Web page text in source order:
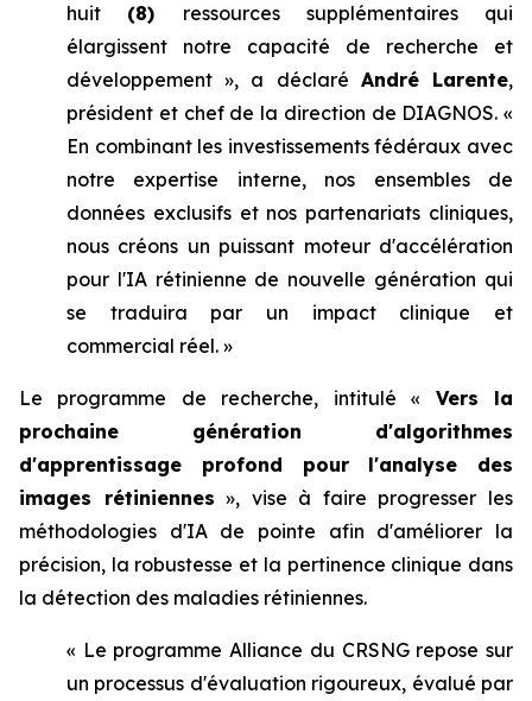
huit (8) ressources supplémentaires qui
élargissent notre capacité de recherche et
développement », a déclaré André Larente,
président et chef de la direction de DIAGNOS. «
En combinant les investissements fédéraux avec
notre expertise interne, nos ensembles de
données exclusifs et nos partenariats cliniques,
nous créons un puissant moteur d'accélération
pour l'IA rétinienne de nouvelle génération qui
se traduira par un impact clinique et
commercial réel. »
Le programme de recherche, intitulé « Vers la
prochaine génération d'algorithmes
d'apprentissage profond pour l'analyse des
images rétiniennes », vise à faire progresser les
méthodologies d'IA de pointe afin d'améliorer la
précision, la robustesse et la pertinence clinique dans
la détection des maladies rétiniennes.
« Le programme Alliance du CRSNG repose sur
un processus d'évaluation rigoureux, évalué par